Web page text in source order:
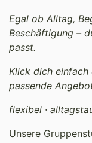
Egal ob Alltag,
Beschäftigung –
passt.
Klick dich einfach
passende
flexibel ·
Unsere